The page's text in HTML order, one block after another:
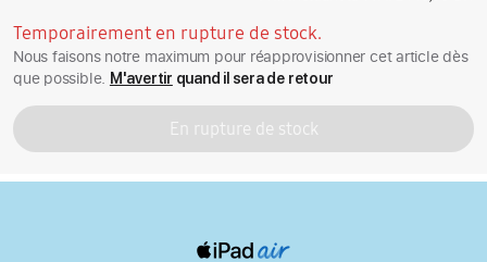
Temporairement en rupture de stock.
Nous faisons notre maximum pour réapprovisionner cet article dès
que possible. M'avertir quand il sera de retour
En rupture de stock